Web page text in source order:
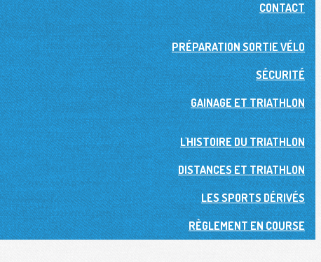
CONTACT
PRÉPARATION SORTIE VÉLO
SÉCURITÉ
GAINAGE ET TRIATHLON
L'HISTOIRE DU TRIATHLON
DISTANCES ET TRIATHLON
LES SPORTS DÉRIVÉS
RÈGLEMENT EN COURSE